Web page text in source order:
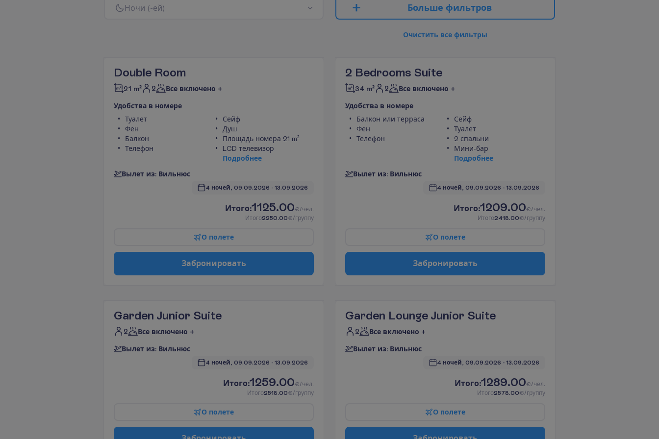
Ночи (-ей) Больше фильтров
Очистить все фильтры
Double Room
21 m² 2 Все включено +
Удобства в номере
Туалет
Фен
Балкон
Телефон
Сейф
Душ
Площадь номера 21 m²
LCD телевизор
Подробнее
Вылет из: Вильнюс
4 ночей, 09.09.2026 - 13.09.2026
Итого:1125.00€/чел.
Итого2250.00€/группу
О полете
Забронировать
2 Bedrooms Suite
34 m² 2 Все включено +
Удобства в номере
Балкон или терраса
Фен
Телефон
Сейф
Туалет
2 спальни
Мини-бар
Подробнее
Вылет из: Вильнюс
4 ночей, 09.09.2026 - 13.09.2026
Итого:1209.00€/чел.
Итого2418.00€/группу
О полете
Забронировать
Garden Junior Suite
2 Все включено +
Вылет из: Вильнюс
4 ночей, 09.09.2026 - 13.09.2026
Итого:1259.00€/чел.
Итого2518.00€/группу
О полете
Garden Lounge Junior Suite
2 Все включено +
Вылет из: Вильнюс
4 ночей, 09.09.2026 - 13.09.2026
Итого:1289.00€/чел.
Итого2578.00€/группу
О полете